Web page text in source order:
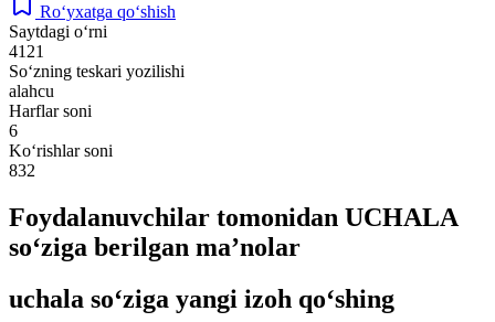
Ro‘yxatga qo‘shish
Saytdagi o‘rni
4121
So‘zning teskari yozilishi
alahcu
Harflar soni
6
Ko‘rishlar soni
832
Foydalanuvchilar tomonidan UCHALA
so‘ziga berilgan ma’nolar
uchala so‘ziga yangi izoh qo‘shing